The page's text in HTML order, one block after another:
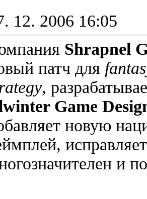
12. 2006 16:05
Shrapnel
патч для
,
Game
новую
и